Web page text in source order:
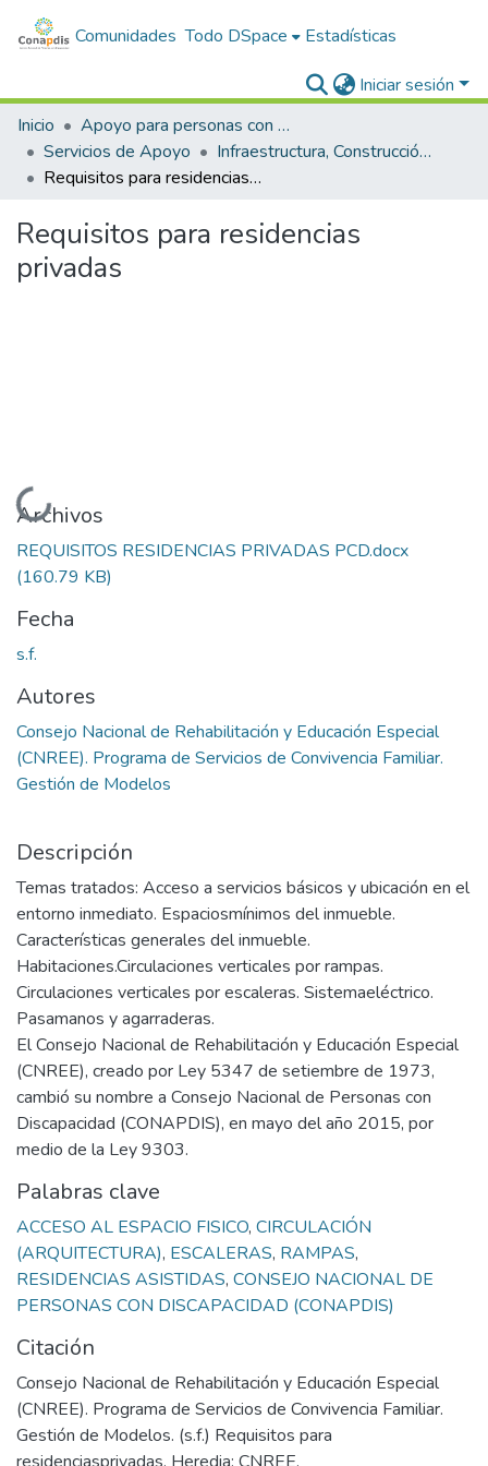
Comunidades Todo DSpace Estadísticas
Iniciar sesión
Inicio
Apoyo para personas con discapacidad
Servicios de Apoyo
Infraestructura, Construcción y Transporte
Requisitos para residencias privadas
Requisitos para residencias
privadas
Cargando...
Archivos
REQUISITOS RESIDENCIAS PRIVADAS PCD.docx
(160.79 KB)
Fecha
s.f.
Autores
Consejo Nacional de Rehabilitación y Educación Especial
(CNREE). Programa de Servicios de Convivencia Familiar.
Gestión de Modelos
Descripción
Temas tratados: Acceso a servicios básicos y ubicación en el
entorno inmediato. Espaciosmínimos del inmueble.
Características generales del inmueble.
Habitaciones.Circulaciones verticales por rampas.
Circulaciones verticales por escaleras. Sistemaeléctrico.
Pasamanos y agarraderas.
El Consejo Nacional de Rehabilitación y Educación Especial
(CNREE), creado por Ley 5347 de setiembre de 1973,
cambió su nombre a Consejo Nacional de Personas con
Discapacidad (CONAPDIS), en mayo del año 2015, por
medio de la Ley 9303.
Palabras clave
ACCESO AL ESPACIO FISICO, CIRCULACIÓN
(ARQUITECTURA), ESCALERAS, RAMPAS,
RESIDENCIAS ASISTIDAS, CONSEJO NACIONAL DE
PERSONAS CON DISCAPACIDAD (CONAPDIS)
Citación
Consejo Nacional de Rehabilitación y Educación Especial
(CNREE). Programa de Servicios de Convivencia Familiar.
Gestión de Modelos. (s.f.) Requisitos para